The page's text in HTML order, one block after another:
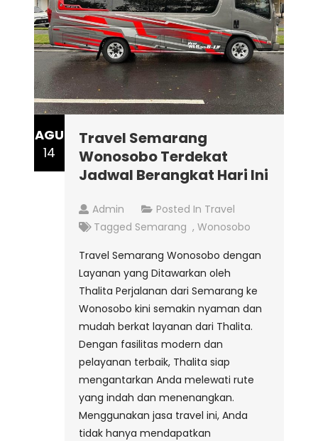
AGU
14
Travel Semarang
Wonosobo Terdekat
Jadwal Berangkat Hari Ini
Admin Posted In Travel
Tagged Semarang , Wonosobo
Travel Semarang Wonosobo dengan
Layanan yang Ditawarkan oleh
Thalita Perjalanan dari Semarang ke
Wonosobo kini semakin nyaman dan
mudah berkat layanan dari Thalita.
Dengan fasilitas modern dan
pelayanan terbaik, Thalita siap
mengantarkan Anda melewati rute
yang indah dan menenangkan.
Menggunakan jasa travel ini, Anda
tidak hanya mendapatkan